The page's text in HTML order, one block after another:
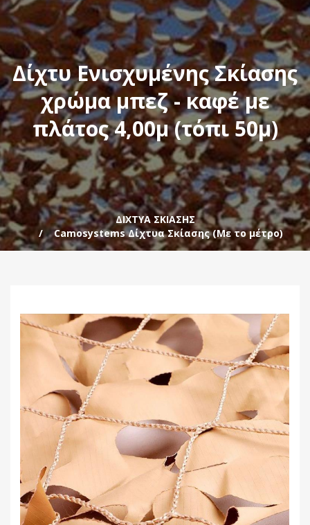
Δίχτυ Ενισχυμένης Σκίασης
χρώμα μπεζ - καφέ με
πλάτος 4,00μ (τόπι 50μ)
ΔΙΧΤΥΑ ΣΚΙΑΣΗΣ
Camosystems Δίχτυα Σκίασης (Με το μέτρο)